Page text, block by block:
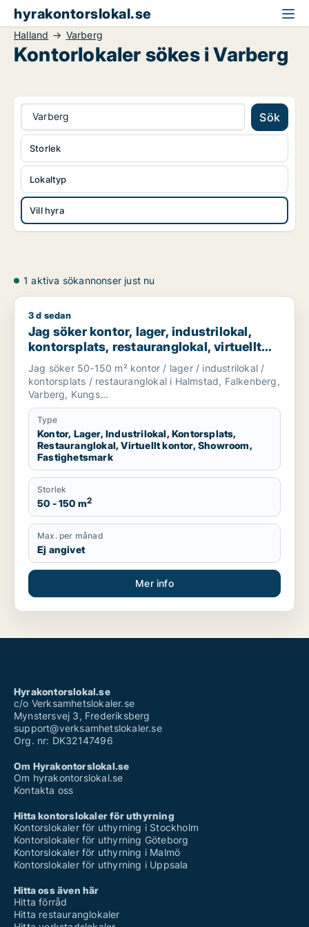
hyrakontorslokal.se
Halland Varberg
Kontorlokaler sökes i Varberg
Varberg Sök
Lokaltyp
Vill hyra
Storlek
1 aktiva sökannonser just nu
Jag söker kontor, lager, industrilokal, kontorsplats,
3 d sedan
Jag söker kontor, lager, industrilokal,
kontorsplats, restauranglokal, virtuellt
kontor, showroom eller fastighetsmark
för uthyrning i Halmstad, Falkenberg eller
Varberg m.fl.
Jag söker 50-150 m² kontor / lager / industrilokal /
kontorsplats / restauranglokal i Halmstad, Falkenberg,
Varberg, Kungs...
Type
Kontor, Lager, Industrilokal, Kontorsplats,
Restauranglokal, Virtuellt kontor, Showroom,
Fastighetsmark
Storlek
50 - 150 m2
Max. per månad
Ej angivet
Mer info
Hyrakontorslokal.se
c/o Verksamhetslokaler.se
Mynstersvej 3, Frederiksberg
support@verksamhetslokaler.se
Org. nr: DK32147496
Om Hyrakontorslokal.se
Om hyrakontorslokal.se
Kontakta oss
Hitta kontorslokaler för uthyrning
Kontorslokaler för uthyrning i Stockholm
Kontorslokaler för uthyrning Göteborg
Kontorslokaler för uthyrning i Malmö
Kontorslokaler för uthyrning i Uppsala
Hitta oss även här
Hitta förråd
Hitta restauranglokaler